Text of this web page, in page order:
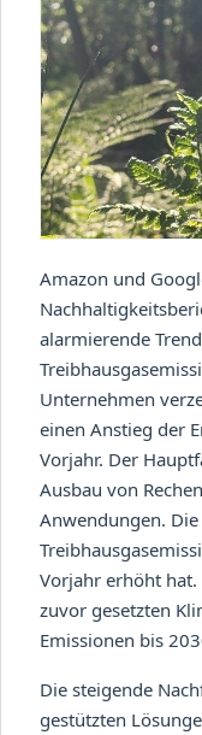
Amazon und
alarmierende
Unternehmen
einen Anstieg der
Vorjahr. Der
Ausbau von
Anwendungen.
Vorjahr erhöht
zuvor gesetzten
Emissionen bis
Die steigende
gestützten